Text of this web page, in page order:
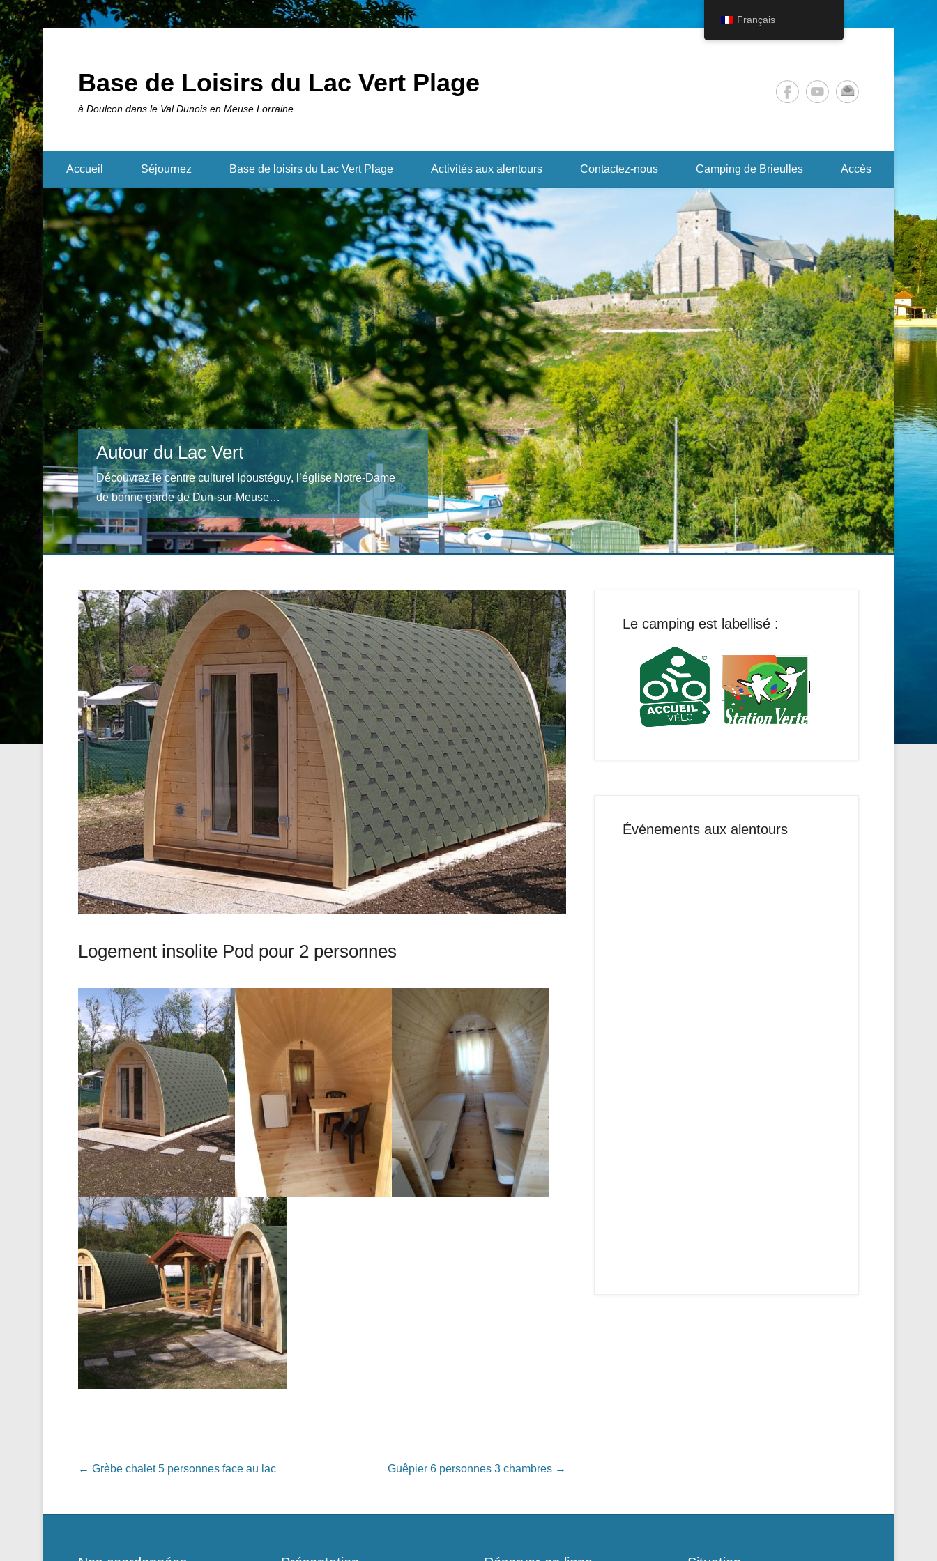
Base de Loisirs du Lac Vert Plage
à Doulcon dans le Val Dunois en Meuse Lorraine
Accueil Séjournez Base de loisirs du Lac Vert Plage Activités aux alentours Contactez-nous Camping de Brieulles Accès
La Base de loisirs du Lac Vert
Le Lac Vert un site de loisirs exceptionnel en région Lorraine ! Il
regroupe une multitude d’activités, dans un cadre naturel
remarquable.
1 2 3 4
Logement insolite Pod pour 2 personnes
Navigation dans les articles
← Grèbe chalet 5 personnes face au lac Guêpier 6 personnes 3 chambres →
Le camping est labellisé :
Événements aux alentours
Français